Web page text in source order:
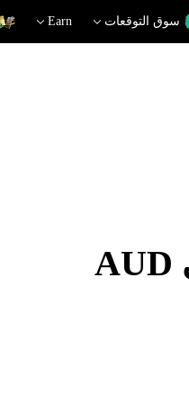
سوق التوقعات Earn